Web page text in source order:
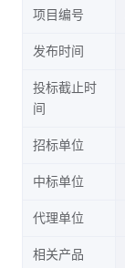
项目编号
发布时间
投标截止时
间
招标单位
中标单位
代理单位
相关产品